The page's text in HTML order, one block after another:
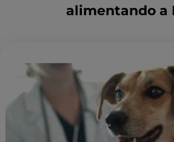
alimentando a